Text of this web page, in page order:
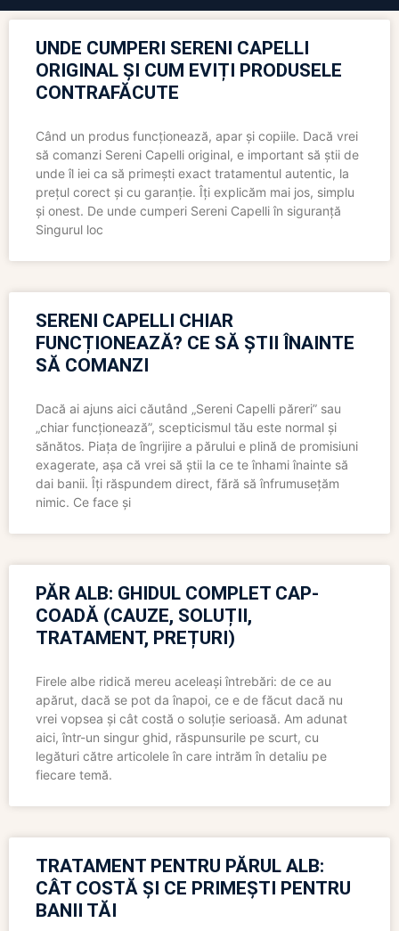
UNDE CUMPERI SERENI CAPELLI
ORIGINAL ȘI CUM EVIȚI PRODUSELE
CONTRAFĂCUTE
Când un produs funcționează, apar și copiile. Dacă vrei
să comanzi Sereni Capelli original, e important să știi de
unde îl iei ca să primești exact tratamentul autentic, la
prețul corect și cu garanție. Îți explicăm mai jos, simplu
și onest. De unde cumperi Sereni Capelli în siguranță
Singurul loc
SERENI CAPELLI CHIAR
FUNCȚIONEAZĂ? CE SĂ ȘTII ÎNAINTE
SĂ COMANZI
Dacă ai ajuns aici căutând „Sereni Capelli păreri” sau
„chiar funcționează”, scepticismul tău este normal și
sănătos. Piața de îngrijire a părului e plină de promisiuni
exagerate, așa că vrei să știi la ce te înhami înainte să
dai banii. Îți răspundem direct, fără să înfrumusețăm
nimic. Ce face și
PĂR ALB: GHIDUL COMPLET CAP-
COADĂ (CAUZE, SOLUȚII,
TRATAMENT, PREȚURI)
Firele albe ridică mereu aceleași întrebări: de ce au
apărut, dacă se pot da înapoi, ce e de făcut dacă nu
vrei vopsea și cât costă o soluție serioasă. Am adunat
aici, într-un singur ghid, răspunsurile pe scurt, cu
legături către articolele în care intrăm în detaliu pe
fiecare temă.
TRATAMENT PENTRU PĂRUL ALB:
CÂT COSTĂ ȘI CE PRIMEȘTI PENTRU
BANII TĂI